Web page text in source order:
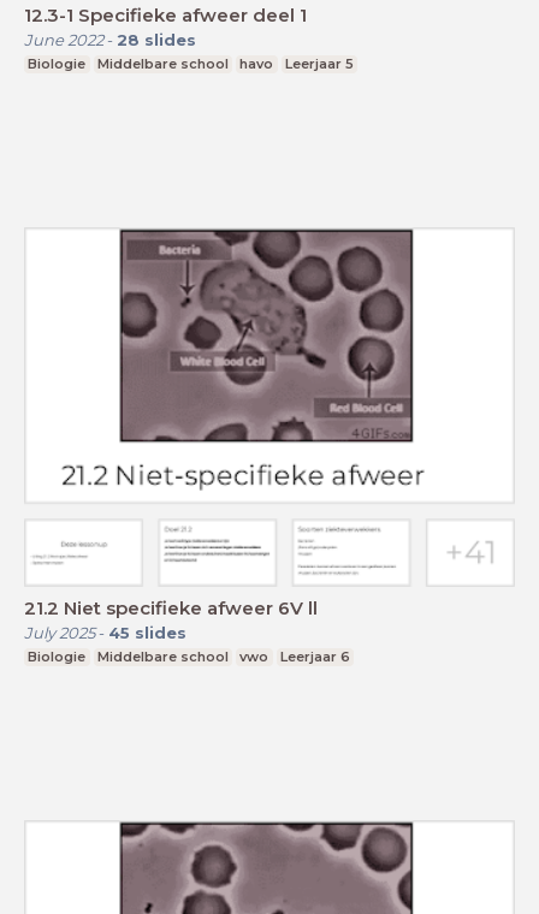
12.3-1 Specifieke afweer deel 1
June 2022- 28 slides
Biologie Middelbare school havo Leerjaar 5
21.2 Niet specifieke afweer 6V ll
July 2025- 45 slides
Biologie Middelbare school vwo Leerjaar 6